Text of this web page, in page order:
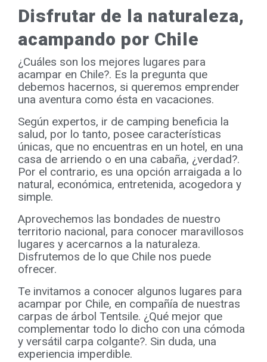
Disfrutar de la naturaleza,
acampando por Chile
¿Cuáles son los mejores lugares para
acampar en Chile?. Es la pregunta que
debemos hacernos, si queremos emprender
una aventura como ésta en vacaciones.
Según expertos, ir de camping beneficia la
salud, por lo tanto, posee características
únicas, que no encuentras en un hotel, en una
casa de arriendo o en una cabaña, ¿verdad?.
Por el contrario, es una opción arraigada a lo
natural, económica, entretenida, acogedora y
simple.
Aprovechemos las bondades de nuestro
territorio nacional, para conocer maravillosos
lugares y acercarnos a la naturaleza.
Disfrutemos de lo que Chile nos puede
ofrecer.
Te invitamos a conocer algunos lugares para
acampar por Chile, en compañía de nuestras
carpas de árbol Tentsile. ¿Qué mejor que
complementar todo lo dicho con una cómoda
y versátil carpa colgante?. Sin duda, una
experiencia imperdible.